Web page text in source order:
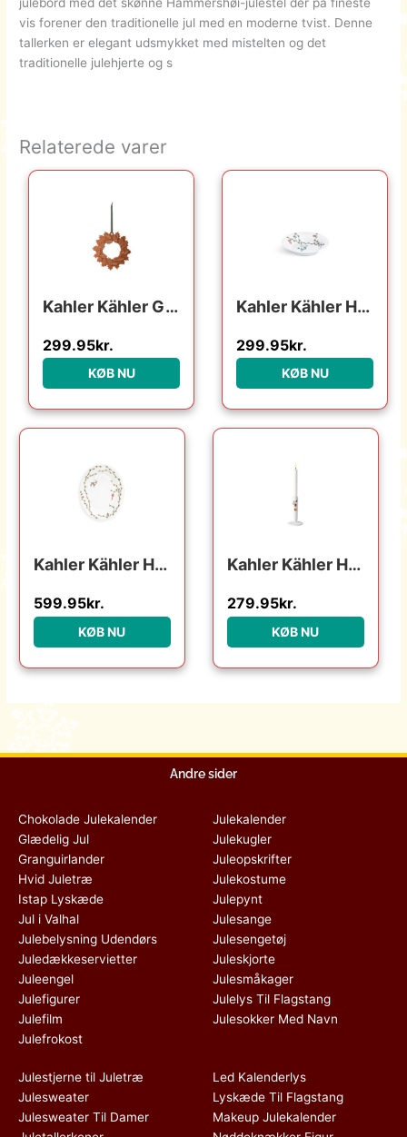
vis forener den traditionelle jul med en moderne tvist. Denne
tallerken er elegant udsmykket med mistelten og det
traditionelle julehjerte og s
Relaterede varer
Kahler Kähler Gingerbread Julekrans Ø18.5 cm – Brun : Erling Christensen Møbler : Erling Christensen Møbler
299.95kr.
KØB NU
Kahler Kähler Hammershøi Christmas – Dyb Tallerken – Ø21 cm. : Erling Christensen Møbler : Erling Christensen Møbler
299.95kr.
KØB NU
Kahler Kähler Hammershøi Christmas ovalt bordfad 27×34 cm : Erling Christensen Møbler : Erling Christensen Møbler
599.95kr.
KØB NU
Kahler Kähler Hammershøi Christmas lysestage – h 16 cm : Erling Christensen Møbler : Erling Christensen Møbler
279.95kr.
KØB NU
Andre sider
Chokolade Julekalender
Glædelig Jul
Granguirlander
Hvid Juletræ
Istap Lyskæde
Jul i Valhal
Julebelysning Udendørs
Juledækkeservietter
Juleengel
Julefigurer
Julefilm
Julefrokost
Julekalender
Julekugler
Juleopskrifter
Julekostume
Julepynt
Julesange
Julesengetøj
Juleskjorte
Julesmåkager
Julelys Til Flagstang
Julesokker Med Navn
Julestjerne til Juletræ
Julesweater
Julesweater Til Damer
Led Kalenderlys
Lyskæde Til Flagstang
Makeup Julekalender